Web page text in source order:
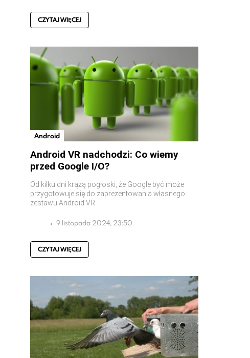
CZYTAJ WIĘCEJ
Android
Android VR nadchodzi: Co wiemy
przed Google I/O?
Od kilku dni krążą pogłoski, że Google być może
przygotowuje się do zaprezentowania własnego
zestawu Android VR
9 listopada 2024, 23:50
CZYTAJ WIĘCEJ